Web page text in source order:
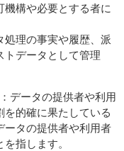
機構や必要とする者に
理の事実や履歴、派
トデータとして管理
データの提供者や利用
的確に果たしている
ータの提供者や利用者
指します。